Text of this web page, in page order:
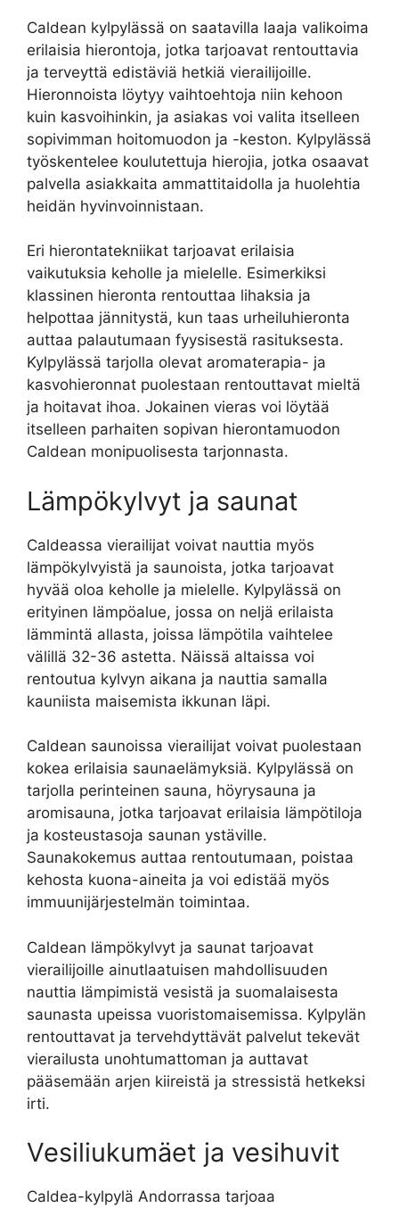
Caldean kylpylässä on saatavilla laaja valikoima
erilaisia hierontoja, jotka tarjoavat rentouttavia
ja terveyttä edistäviä hetkiä vierailijoille.
Hieronnoista löytyy vaihtoehtoja niin kehoon
kuin kasvoihinkin, ja asiakas voi valita itselleen
sopivimman hoitomuodon ja -keston. Kylpylässä
työskentelee koulutettuja hierojia, jotka osaavat
palvella asiakkaita ammattitaidolla ja huolehtia
heidän hyvinvoinnistaan.
Eri hierontatekniikat tarjoavat erilaisia
vaikutuksia keholle ja mielelle. Esimerkiksi
klassinen hieronta rentouttaa lihaksia ja
helpottaa jännitystä, kun taas urheiluhieronta
auttaa palautumaan fyysisestä rasituksesta.
Kylpylässä tarjolla olevat aromaterapia- ja
kasvohieronnat puolestaan rentouttavat mieltä
ja hoitavat ihoa. Jokainen vieras voi löytää
itselleen parhaiten sopivan hierontamuodon
Caldean monipuolisesta tarjonnasta.
Lämpökylvyt ja saunat
Caldeassa vierailijat voivat nauttia myös
lämpökylvyistä ja saunoista, jotka tarjoavat
hyvää oloa keholle ja mielelle. Kylpylässä on
erityinen lämpöalue, jossa on neljä erilaista
lämmintä allasta, joissa lämpötila vaihtelee
välillä 32-36 astetta. Näissä altaissa voi
rentoutua kylvyn aikana ja nauttia samalla
kauniista maisemista ikkunan läpi.
Caldean saunoissa vierailijat voivat puolestaan
kokea erilaisia saunaelämyksiä. Kylpylässä on
tarjolla perinteinen sauna, höyrysauna ja
aromisauna, jotka tarjoavat erilaisia lämpötiloja
ja kosteustasoja saunan ystäville.
Saunakokemus auttaa rentoutumaan, poistaa
kehosta kuona-aineita ja voi edistää myös
immuunijärjestelmän toimintaa.
Caldean lämpökylvyt ja saunat tarjoavat
vierailijoille ainutlaatuisen mahdollisuuden
nauttia lämpimistä vesistä ja suomalaisesta
saunasta upeissa vuoristomaisemissa. Kylpylän
rentouttavat ja tervehdyttävät palvelut tekevät
vierailusta unohtumattoman ja auttavat
pääsemään arjen kiireistä ja stressistä hetkeksi
irti.
Vesiliukumäet ja vesihuvit
Caldea-kylpylä Andorrassa tarjoaa